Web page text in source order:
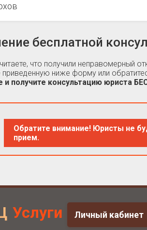
бесплатной
что получили неправомерный
приведенную ниже форму или
и получите консультацию юриста
Обратите внимание! Юристы не
прием.
Услуги Личный кабинет